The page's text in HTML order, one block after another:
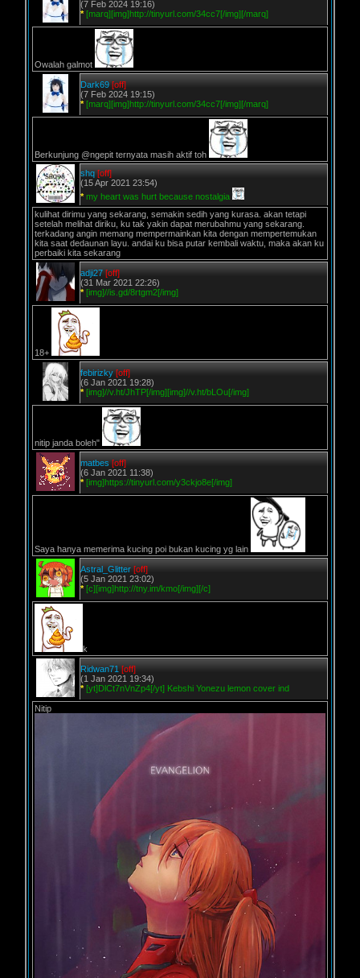
(7 Feb 2024 19:16)
* [marq][img]http://tinyurl.com/34cc7[/img][/marq]
Owalah galmot
Dark69 [off]
(7 Feb 2024 19:15)
* [marq][img]http://tinyurl.com/34cc7[/img][/marq]
Berkunjung @ngepit ternyata masih aktif toh
shq [off]
(15 Apr 2021 23:54)
* my heart was hurt because nostalgia
kulihat dirimu yang sekarang, semakin sedih yang kurasa. akan tetapi
setelah melihat diriku, ku tak yakin dapat merubahmu yang sekarang.
terkadang angin memang mempermainkan kita dengan mempertemukan
kita saat dedaunan layu. andai ku bisa putar kembali waktu, maka akan ku
perbaiki kita sekarang
adji27 [off]
(31 Mar 2021 22:26)
* [img]//is.gd/8rtgm2[/img]
18+
febirizky [off]
(6 Jan 2021 19:28)
* [img]//v.ht/JhTP[/img][img]//v.ht/bLOu[/img]
nitip janda boleh"
matbes [off]
(6 Jan 2021 11:38)
* [img]https://tinyurl.com/y3ckjo8e[/img]
Saya hanya memerima kucing poi bukan kucing yg lain
Astral_Glitter [off]
(5 Jan 2021 23:02)
* [c][img]http://tny.im/kmo[/img][/c]
k
Ridwan71 [off]
(1 Jan 2021 19:34)
* [yt]DlCt7nVnZp4[/yt] Kebshi Yonezu lemon cover ind
Nitip